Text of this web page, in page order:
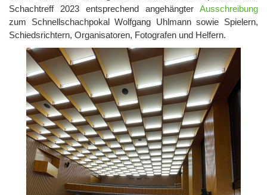
Schachtreff 2023 entsprechend angehängter Ausschreibung
zum Schnellschachpokal Wolfgang Uhlmann sowie Spielern,
Schiedsrichtern, Organisatoren, Fotografen und Helfern.